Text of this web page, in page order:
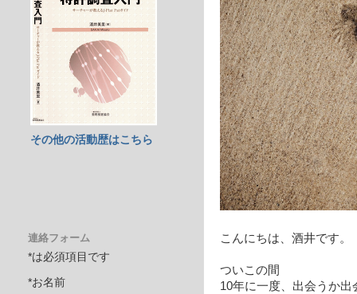
こんにちは、酒井です。
ついこの間
10年に一度、出会うか出
その他の活動歴はこちら
連絡フォーム
*は必須項目です
*お名前